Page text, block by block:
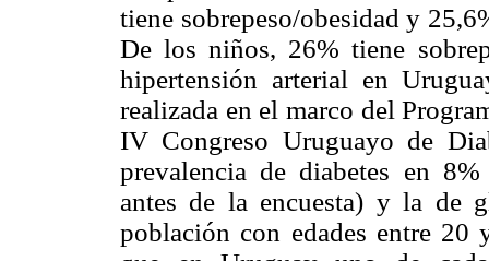
tiene sobrepeso/obesidad y
De los niños, 26% tiene
hipertensión arterial en
realizada en el marco del
IV Congreso Uruguayo de
prevalencia de diabetes en
antes de la encuesta) y la de
población con edades entre 20